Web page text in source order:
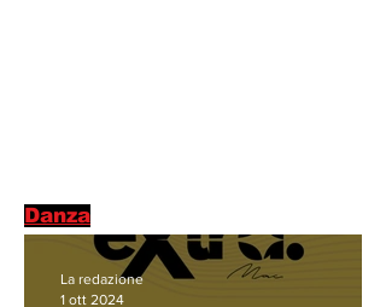
Danza
La redazione
1 ott 2024